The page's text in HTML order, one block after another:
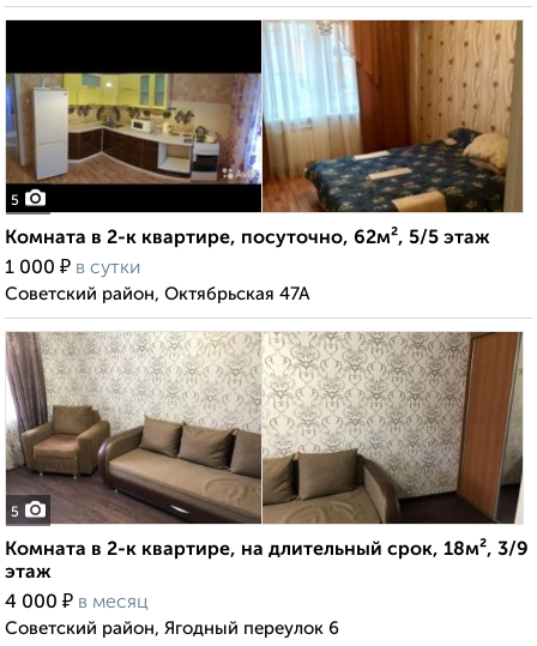
5
Комната в 2-к квартире, посуточно, 62м², 5/5 этаж
1 000 ₽ в сутки
Советский район, Октябрьская 47А
5
Комната в 2-к квартире, на длительный срок, 18м², 3/9
этаж
4 000 ₽ в месяц
Советский район, Ягодный переулок 6